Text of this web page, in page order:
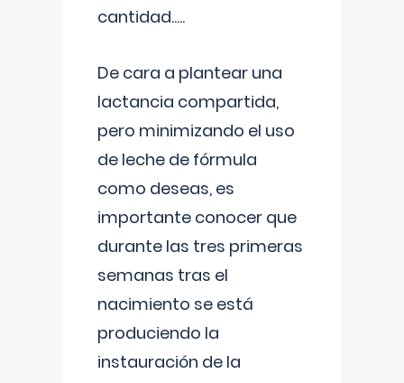
cantidad.....
De cara a plantear una
lactancia compartida,
pero minimizando el uso
de leche de fórmula
como deseas, es
importante conocer que
durante las tres primeras
semanas tras el
nacimiento se está
produciendo la
instauración de la